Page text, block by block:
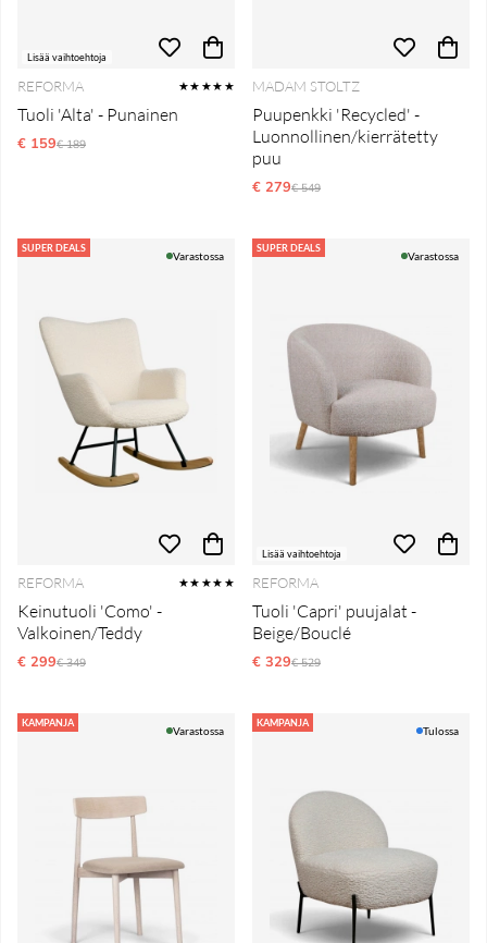
Lisää vaihtoehtoja
REFORMA ★★★★★
Tuoli 'Alta' - Punainen
€ 159Normaali hinta
€ 189
MADAM STOLTZ
Puupenkki 'Recycled' -
Luonnollinen/kierrätetty
puu
€ 279Normaali hinta
€ 549
SUPER DEALS
Varastossa
REFORMA ★★★★★
Keinutuoli 'Como' -
Valkoinen/Teddy
€ 299Normaali hinta
€ 349
SUPER DEALS
Lisää vaihtoehtoja
Varastossa
REFORMA
Tuoli 'Capri' puujalat -
Beige/Bouclé
€ 329Normaali hinta
€ 529
KAMPANJA
Varastossa
KAMPANJA
Tulossa